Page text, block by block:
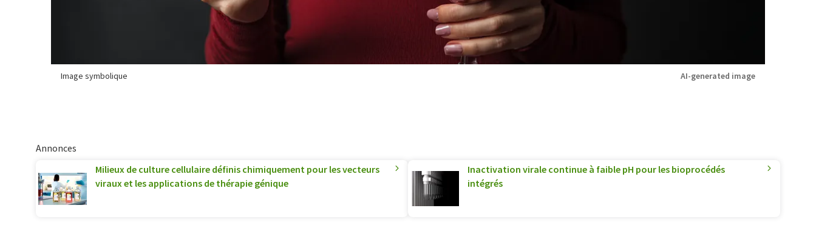
Image symbolique AI-generated image
Annonces
Milieux de culture cellulaire définis chimiquement pour les vecteurs
viraux et les applications de thérapie génique
Inactivation virale continue à faible pH pour les bioprocédés
intégrés